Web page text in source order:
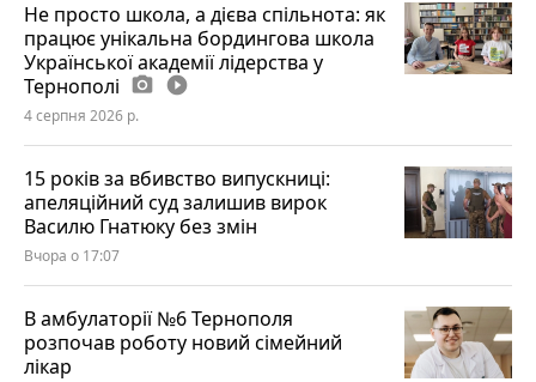
Не просто школа, а дієва спільнота: як
працює унікальна бордингова школа
Української академії лідерства у
Тернополі photo_camera play_circle_filled
4 серпня 2026 р.
15 років за вбивство випускниці:
апеляційний суд залишив вирок
Василю Гнатюку без змін
Вчора о 17:07
В амбулаторії №6 Тернополя
розпочав роботу новий сімейний
лікар